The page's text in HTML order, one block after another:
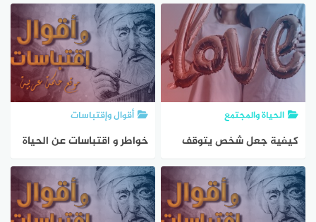
الحياة والمجتمع
كيفية جعل شخص يتوقف
عن تجاهلك
أقوال وإقتباسات
خواطر و اقتباسات عن الحياة